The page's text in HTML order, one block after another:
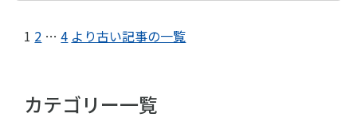
1 2 … 4 より古い記事の一覧
カテゴリー一覧